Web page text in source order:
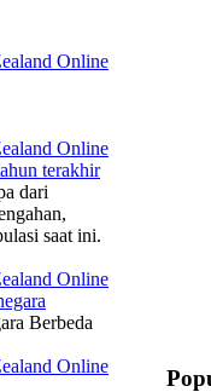
Online
Online
terakhir
dari
saat ini.
Online
Berbeda
Online